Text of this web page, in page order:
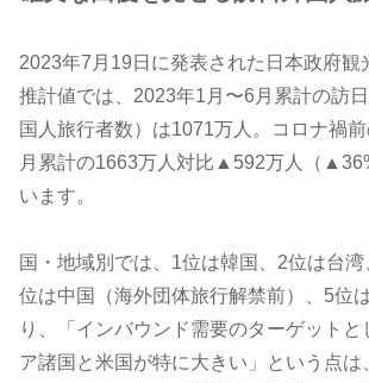
2023年7月19日に発表された日本政府観
推計値では、2023年1月〜6月累計の訪
国人旅行者数）は1071万人。コロナ禍
月累計の1663万人対比▲592万人（
います。
国・地域別では、1位は韓国、2位は台
位は中国（海外団体旅行解禁前）、5位
り、「インバウンド需要のターゲットと
ア諸国と米国が特に大きい」という点は